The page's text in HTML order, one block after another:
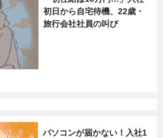
初日から自宅待機、22歳・
旅行会社社員の叫び
パソコンが届かない！入社1